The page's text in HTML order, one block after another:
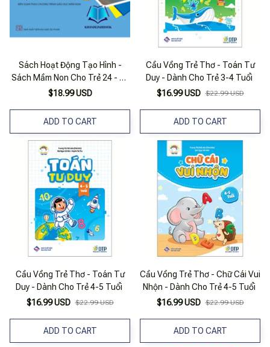
Sách Hoạt Động Tạo Hình -
Sách Mầm Non Cho Trẻ 24 - 36
Tháng Tuổi
$18.99 USD
ADD TO CART
Cầu Vồng Trẻ Thơ - Toán Tư
Duy - Dành Cho Trẻ 3-4 Tuổi
$16.99 USD $22.99 USD
ADD TO CART
Cầu Vồng Trẻ Thơ - Toán Tư
Duy - Dành Cho Trẻ 4-5 Tuổi
$16.99 USD $22.99 USD
ADD TO CART
Cầu Vồng Trẻ Thơ - Chữ Cái Vui
Nhộn - Dành Cho Trẻ 4-5 Tuổi
$16.99 USD $22.99 USD
ADD TO CART